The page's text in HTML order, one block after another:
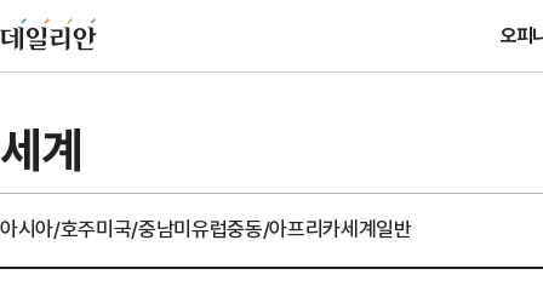
오피
세계
아시아/호주미국/중남미유럽중동/아프리카세계일반